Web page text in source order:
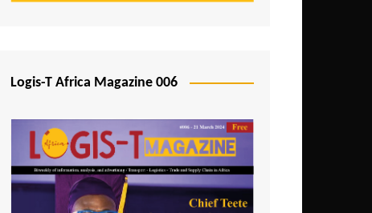
Logis-T Africa Magazine 006